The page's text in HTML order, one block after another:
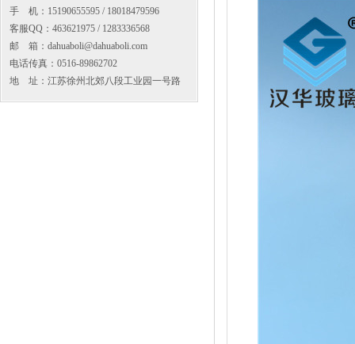
手 机：15190655595 / 18018479596
客服QQ：463621975 / 1283336568
邮 箱：dahuaboli@dahuaboli.com
电话传真：0516-89862702
地 址：江苏徐州北郊八段工业园一号路